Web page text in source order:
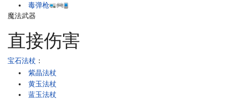
毒弹枪
魔法武器
直接伤害
宝石法杖 ：
紫晶法杖
黄玉法杖
蓝玉法杖